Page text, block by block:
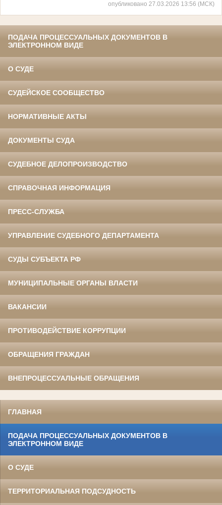
опубликовано 27.03.2026 13:56 (МСК)
ПОДАЧА ПРОЦЕССУАЛЬНЫХ ДОКУМЕНТОВ В
ЭЛЕКТРОННОМ ВИДЕ
О СУДЕ
СУДЕЙСКОЕ СООБЩЕСТВО
НОРМАТИВНЫЕ АКТЫ
ДОКУМЕНТЫ СУДА
СУДЕБНОЕ ДЕЛОПРОИЗВОДСТВО
СПРАВОЧНАЯ ИНФОРМАЦИЯ
ПРЕСС-СЛУЖБА
УПРАВЛЕНИЕ СУДЕБНОГО ДЕПАРТАМЕНТА
СУДЫ СУБЪЕКТА РФ
МУНИЦИПАЛЬНЫЕ ОРГАНЫ ВЛАСТИ
ВАКАНСИИ
ПРОТИВОДЕЙСТВИЕ КОРРУПЦИИ
ОБРАЩЕНИЯ ГРАЖДАН
ВНЕПРОЦЕССУАЛЬНЫЕ ОБРАЩЕНИЯ
ГЛАВНАЯ
ПОДАЧА ПРОЦЕССУАЛЬНЫХ ДОКУМЕНТОВ В
ЭЛЕКТРОННОМ ВИДЕ
О СУДЕ
ТЕРРИТОРИАЛЬНАЯ ПОДСУДНОСТЬ